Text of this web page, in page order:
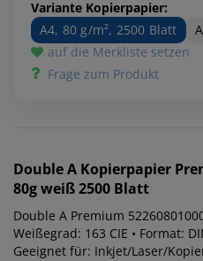
Variante Kopierpapier:
A4, 80 g/m², 2500 Blatt
auf die Merkliste setzen
Frage zum Produkt
Double A Kopierpapier
80g weiß 2500 Blatt
Double A Premium
Weißegrad: 163 CIE • Format:
Geeignet für: Inkjet/Laser/